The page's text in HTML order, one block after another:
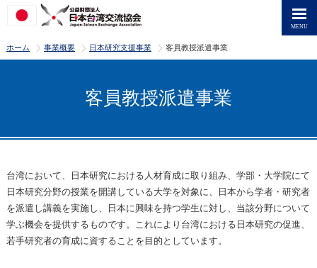
ホーム >
事業概要 >
日本研究支援事業 >
客員教授派遣事業
客員教授派遣事業
台湾において、日本研究における人材育成に取り組み、学部・大学院にて
日本研究分野の授業を開講している大学を対象に、日本から学者・研究者
を派遣し講義を実施し、日本に興味を持つ学生に対し、当該分野について
学ぶ機会を提供するものです。これにより台湾における日本研究の促進、
若手研究者の育成に資することを目的としています。